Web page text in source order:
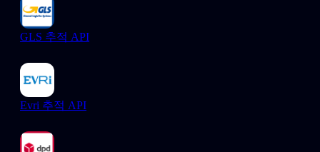
GLS 추적 API
Evri 추적 API